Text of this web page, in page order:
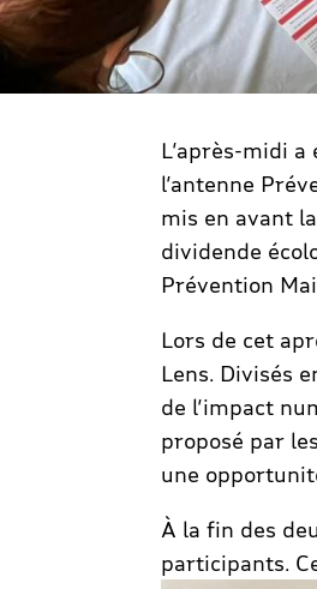
L’après-midi
l’antenne
mis en avant
dividende
Prévention
Lors de cet
Lens. Divisés
de l’impact
proposé par
une
À la fin des
participants.